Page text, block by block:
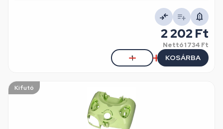
2 202 Ft
Nettó1 734 Ft
KOSÁRBA
Kifutó